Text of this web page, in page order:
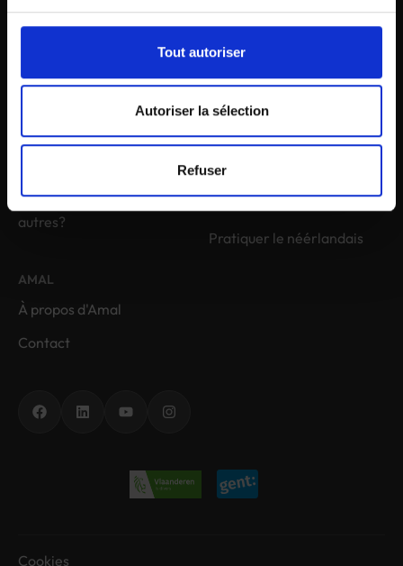
Tout autoriser
Autoriser la sélection
Refuser
Que dois-je faire?
Comment rencontrez des
autres?
APPRENDRE LE
NÉERLANDAIS
Suivre des cours de
néerlandais
Pratiquer le néérlandais
AMAL
À propos d'Amal
Contact
FacebookLinkedInYouTubeInstagram
Cookies